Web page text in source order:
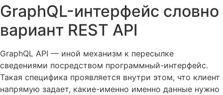
GraphQL-интерфейс словно
вариант REST API
GraphQL API — иной механизм к пересылке
сведениями посредством программный-интерфейс.
Такая специфика проявляется внутри этом, что клиент
напрямую задает, какие-именно именно данные нужно